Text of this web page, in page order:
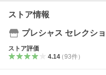
ストア情報
プレシャス セレクシ
ストア評価
4.14（93件）